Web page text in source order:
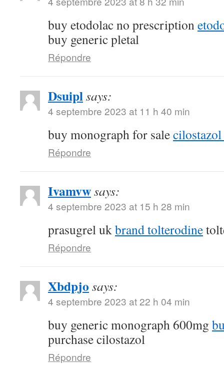
buy etodolac no prescription
buy generic pletal
Répondre
Dsuiplsays:
4 septembre 2023 at 11 h 40 min
buy monograph for sale
Répondre
Ivamvwsays:
4 septembre 2023 at 15 h 28 min
prasugrel ukbrand tolterodine
Répondre
Xbdpjo says:
4 septembre 2023 at 22 h 04 min
buy generic monograph 600mg
purchase cilostazol
Répondre